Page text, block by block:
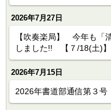
2026年7月27日
【吹奏楽局】 今年も「
しました!! 【７/18(土)】
2026年7月15日
2026年書道部通信第３号